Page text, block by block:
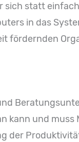
statt
in das
fördernden
kann und muss
der